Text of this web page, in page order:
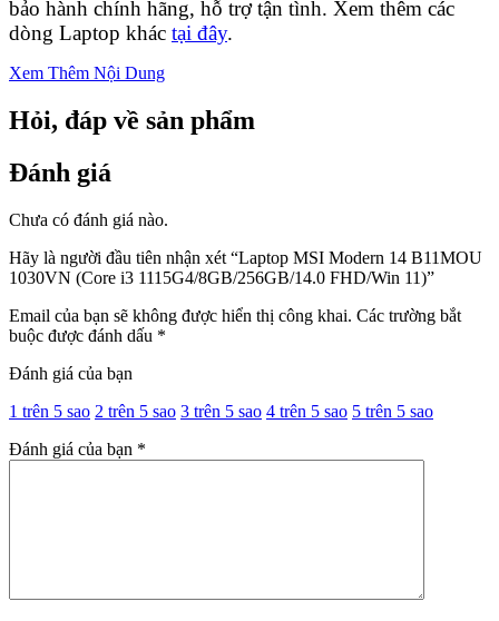
bảo hành chính hãng, hỗ trợ tận tình. Xem thêm các
dòng Laptop khác tại đây.
Xem Thêm Nội Dung
Hỏi, đáp về sản phẩm
Đánh giá
Chưa có đánh giá nào.
Hãy là người đầu tiên nhận xét “Laptop MSI Modern 14 B11MOU
1030VN (Core i3 1115G4/8GB/256GB/14.0 FHD/Win 11)”
Email của bạn sẽ không được hiển thị công khai. Các trường bắt
buộc được đánh dấu *
Đánh giá của bạn
1 trên 5 sao 2 trên 5 sao 3 trên 5 sao 4 trên 5 sao 5 trên 5 sao
Đánh giá của bạn *